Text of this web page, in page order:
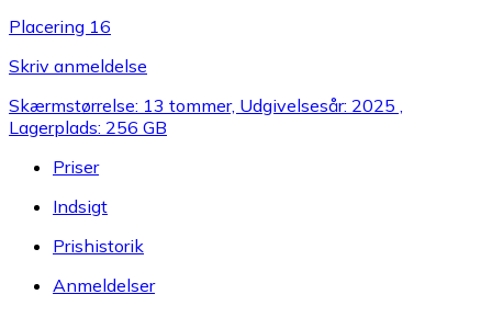
Placering 16
Skriv anmeldelse
Skærmstørrelse: 13 tommer, Udgivelsesår: 2025 ,
Lagerplads: 256 GB
Priser
Indsigt
Prishistorik
Anmeldelser